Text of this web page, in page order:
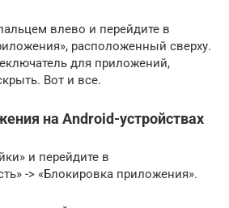
влево и перейдите в
расположенный сверху.
для приложений,
Вот и все.
на Android-устройствах
и перейдите в
-> «Блокировка приложения».